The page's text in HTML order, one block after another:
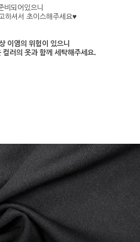
비되어있으니
하셔서 초이스해주세요♥
이염의 위험이 있으니
러의 옷과 함께 세탁해주세요.